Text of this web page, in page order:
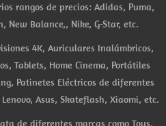
rangos de precios: Adidas, Puma,
New Balance,, Nike, G-Star, etc.
4K, Auriculares Inalámbricos,
Tablets, Home Cinema, Portátiles
Patinetes Eléctricos de diferentes
Lenovo, Asus, Skateflash, Xiaomi, etc.
de diferentes marcas como Tous,